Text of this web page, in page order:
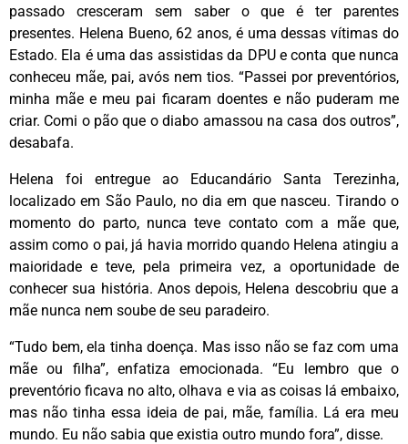
passado cresceram sem saber o que é ter parentes
presentes. Helena Bueno, 62 anos, é uma dessas vítimas do
Estado. Ela é uma das assistidas da DPU e conta que nunca
conheceu mãe, pai, avós nem tios. “Passei por preventórios,
minha mãe e meu pai ficaram doentes e não puderam me
criar. Comi o pão que o diabo amassou na casa dos outros”,
desabafa.
Helena foi entregue ao Educandário Santa Terezinha,
localizado em São Paulo, no dia em que nasceu. Tirando o
momento do parto, nunca teve contato com a mãe que,
assim como o pai, já havia morrido quando Helena atingiu a
maioridade e teve, pela primeira vez, a oportunidade de
conhecer sua história. Anos depois, Helena descobriu que a
mãe nunca nem soube de seu paradeiro.
“Tudo bem, ela tinha doença. Mas isso não se faz com uma
mãe ou filha”, enfatiza emocionada. “Eu lembro que o
preventório ficava no alto, olhava e via as coisas lá embaixo,
mas não tinha essa ideia de pai, mãe, família. Lá era meu
mundo. Eu não sabia que existia outro mundo fora”, disse.